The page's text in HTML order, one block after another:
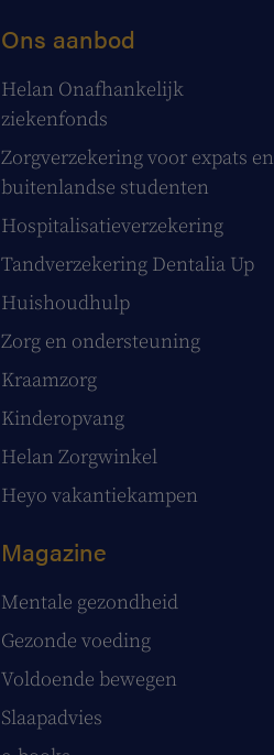
Ons aanbod
Helan Onafhankelijk
ziekenfonds
Zorgverzekering voor expats en
buitenlandse studenten
Hospitalisatieverzekering
Tandverzekering Dentalia Up
Huishoudhulp
Zorg en ondersteuning
Kraamzorg
Kinderopvang
Helan Zorgwinkel
Heyo vakantiekampen
Magazine
Mentale gezondheid
Gezonde voeding
Voldoende bewegen
Slaapadvies